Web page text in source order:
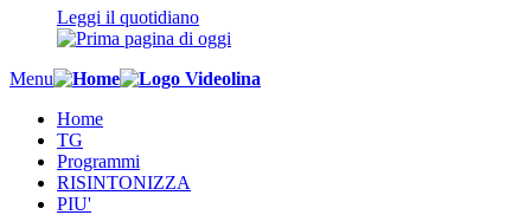
Leggi il quotidiano
Menu
Home
TG
Programmi
RISINTONIZZA
PIU'